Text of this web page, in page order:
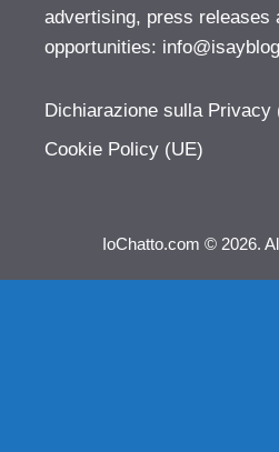
advertising, press releases
opportunities:
Dichiarazione sulla Privacy
Cookie Policy (UE)
IoChatto.com © 2026.